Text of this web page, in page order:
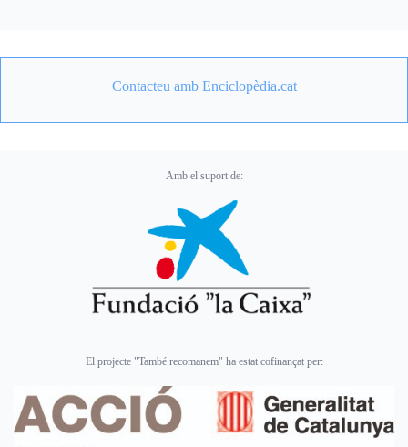
Contacteu amb Enciclopèdia.cat
Amb el suport de:
El projecte "També recomanem" ha estat cofinançat per: